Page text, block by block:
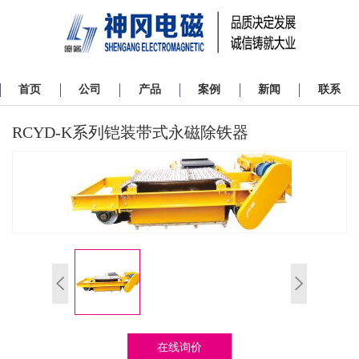
首页 公司 产品 案例 新闻 联系
RCYD-K系列铠装带式永磁除铁器
在线询价